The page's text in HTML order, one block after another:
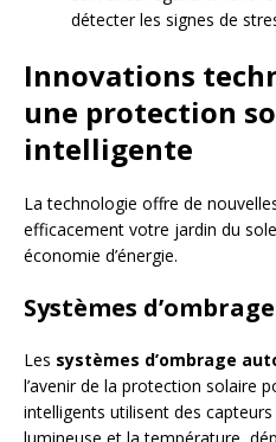
détecter les signes de
Innovations
une protection
intelligente
La technologie offre de
efficacement votre jardin du
économie d’énergie.
Systèmes
Les systèmes d’ombrage
l’avenir de la protection solaire
intelligents utilisent des